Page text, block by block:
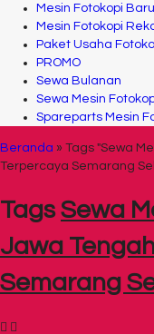
Mesin Fotokopi Baru
Mesin Fotokopi
Paket Usaha
PROMO
Sewa Bulanan
Sewa Mesin
Spareparts Mesin
Beranda » Tags "Sewa
Terpercaya Semarang
TagsSewa
Jawa
Semarang